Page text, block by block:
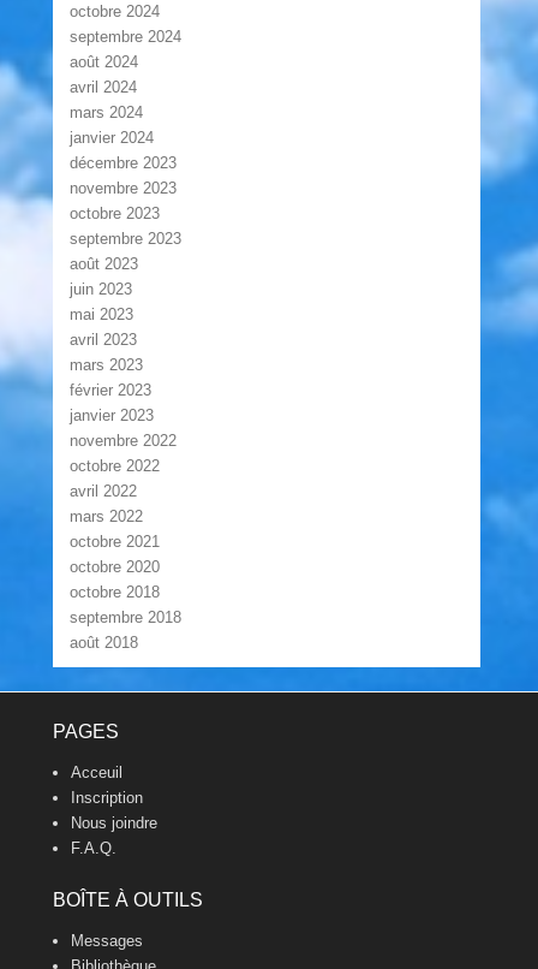
octobre 2024
septembre 2024
août 2024
avril 2024
mars 2024
janvier 2024
décembre 2023
novembre 2023
octobre 2023
septembre 2023
août 2023
juin 2023
mai 2023
avril 2023
mars 2023
février 2023
janvier 2023
novembre 2022
octobre 2022
avril 2022
mars 2022
octobre 2021
octobre 2020
octobre 2018
septembre 2018
août 2018
PAGES
Acceuil
Inscription
Nous joindre
F.A.Q.
BOÎTE À OUTILS
Messages